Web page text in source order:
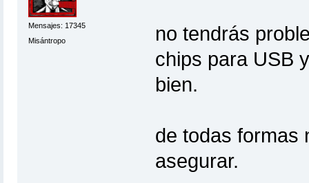
Mensajes: 17345
Misántropo
no tendrás
chips para USB
bien.
de todas formas
asegurar.